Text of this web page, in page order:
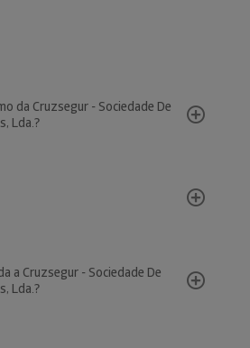
da Cruzsegur - Sociedade De
Lda.?
a Cruzsegur - Sociedade De
Lda.?